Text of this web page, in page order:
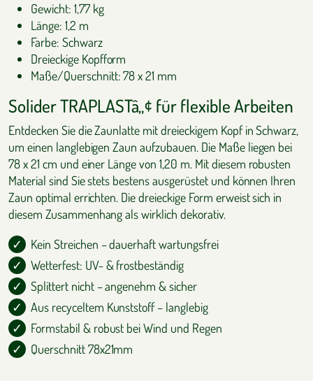
Gewicht: 1,77 kg
Länge: 1,2 m
Farbe: Schwarz
Dreieckige Kopfform
Maße/Querschnitt: 78 x 21 mm
Solider TRAPLASTâ„¢ für flexible Arbeiten
Entdecken Sie die Zaunlatte mit dreieckigem Kopf in Schwarz,
um einen langlebigen Zaun aufzubauen. Die Maße liegen bei
78 x 21 cm und einer Länge von 1,20 m. Mit diesem robusten
Material sind Sie stets bestens ausgerüstet und können Ihren
Zaun optimal errichten. Die dreieckige Form erweist sich in
diesem Zusammenhang als wirklich dekorativ.
Kein Streichen – dauerhaft wartungsfrei
Wetterfest: UV- & frostbeständig
Splittert nicht – angenehm & sicher
Aus recyceltem Kunststoff – langlebig
Formstabil & robust bei Wind und Regen
Querschnitt 78x21mm